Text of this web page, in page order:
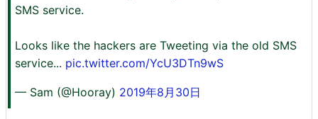
SMS service.
Looks like the hackers are Tweeting via the old SMS
service... pic.twitter.com/YcU3DTn9wS
— Sam (@Hooray) 2019年8月30日